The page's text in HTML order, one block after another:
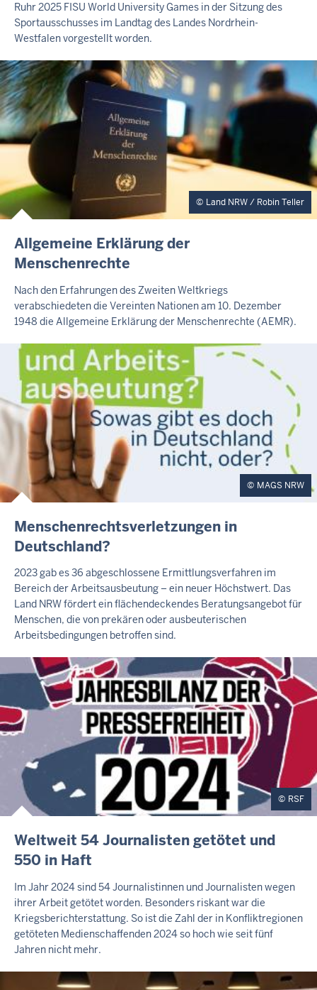
E
R
T
A
S
E
R
Ruhr 2025 FISU World University Games in der Sitzung des
Sportausschusses im Landtag des Landes Nordrhein-
Westfalen vorgestellt worden.
Land NRW / Robin Teller
E
T
R
N
E
T
E
S
E
R
Allgemeine Erklärung der
Menschenrechte
Nach den Erfahrungen des Zweiten Weltkriegs
verabschiedeten die Vereinten Nationen am 10. Dezember
1948 die Allgemeine Erklärung der Menschenrechte (AEMR).
MAGS NRW
E
T
R
N
E
R
T
A
S
Menschenrechtsverletzungen in
Deutschland?
2023 gab es 36 abgeschlossene Ermittlungsverfahren im
Bereich der Arbeitsausbeutung – ein neuer Höchstwert. Das
Land NRW fördert ein flächendeckendes Beratungsangebot für
Menschen, die von prekären oder ausbeuterischen
Arbeitsbedingungen betroffen sind.
RSF
E
T
R
N
E
R
T
A
Weltweit 54 Journalisten getötet und
550 in Haft
Im Jahr 2024 sind 54 Journalistinnen und Journalisten wegen
ihrer Arbeit getötet worden. Besonders riskant war die
Kriegsberichterstattung. So ist die Zahl der in Konfliktregionen
getöteten Medienschaffenden 2024 so hoch wie seit fünf
Jahren nicht mehr.